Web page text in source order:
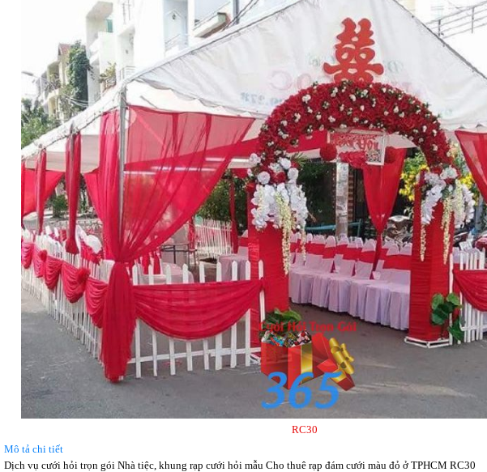
RC30
Mô tả chi tiết
Dịch vụ cưới hỏi trọn gói Nhà tiệc, khung rạp cưới hỏi mẫu Cho thuê rạp đám cưới màu đỏ ở TPHCM RC30